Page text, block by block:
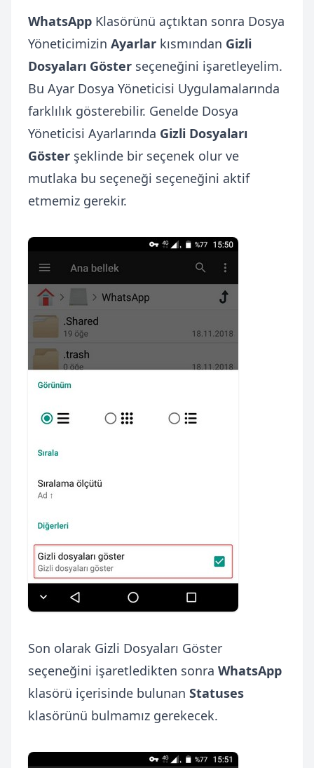
WhatsApp Klasörünü açtıktan sonra Dosya
Yöneticimizin Ayarlar kısmından Gizli
Dosyaları Göster seçeneğini işaretleyelim.
Bu Ayar Dosya Yöneticisi Uygulamalarında
farklılık gösterebilir. Genelde Dosya
Yöneticisi Ayarlarında Gizli Dosyaları
Göster şeklinde bir seçenek olur ve
mutlaka bu seçeneği seçeneğini aktif
etmemiz gerekir.
Son olarak Gizli Dosyaları Göster
seçeneğini işaretledikten sonra WhatsApp
klasörü içerisinde bulunan Statuses
klasörünü bulmamız gerekecek.